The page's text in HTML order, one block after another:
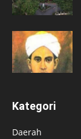
Kategori
Daerah